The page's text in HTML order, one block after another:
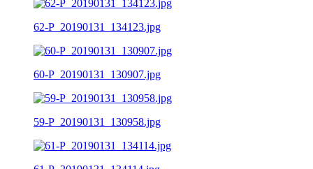
62-P_20190131_134123.jpg
60-P_20190131_130907.jpg
59-P_20190131_130958.jpg